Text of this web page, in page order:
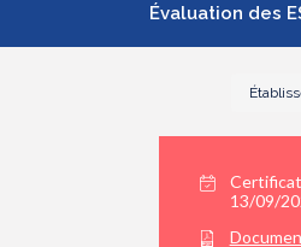
Évaluation des
13/09/